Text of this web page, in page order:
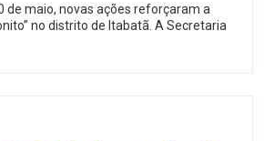
de maio, novas ações reforçaram a
no distrito de Itabatã. A Secretaria